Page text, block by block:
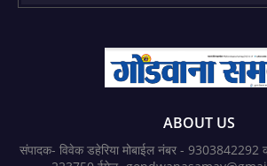
ABOUT US
संपादक- विवेक डहेरिया मोबाईल नंबर - 9303842292